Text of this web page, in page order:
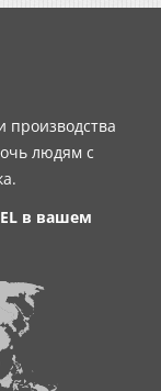
людям с
в вашем